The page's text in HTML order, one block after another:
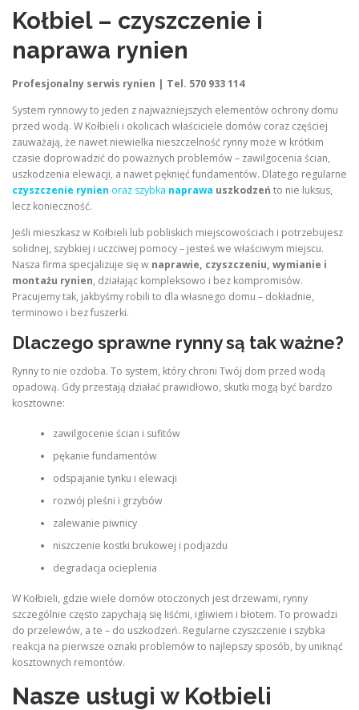
Kołbiel – czyszczenie i
naprawa rynien
Profesjonalny serwis rynien | Tel. 570 933 114
System rynnowy to jeden z najważniejszych elementów ochrony domu
przed wodą. W Kołbieli i okolicach właściciele domów coraz częściej
zauważają, że nawet niewielka nieszczelność rynny może w krótkim
czasie doprowadzić do poważnych problemów – zawilgocenia ścian,
uszkodzenia elewacji, a nawet pęknięć fundamentów. Dlatego regularne
czyszczenie rynien oraz szybka naprawa uszkodzeń to nie luksus,
lecz konieczność.
Jeśli mieszkasz w Kołbieli lub pobliskich miejscowościach i potrzebujesz
solidnej, szybkiej i uczciwej pomocy – jesteś we właściwym miejscu.
Nasza firma specjalizuje się w naprawie, czyszczeniu, wymianie i
montażu rynien, działając kompleksowo i bez kompromisów.
Pracujemy tak, jakbyśmy robili to dla własnego domu – dokładnie,
terminowo i bez fuszerki.
Dlaczego sprawne rynny są tak ważne?
Rynny to nie ozdoba. To system, który chroni Twój dom przed wodą
opadową. Gdy przestają działać prawidłowo, skutki mogą być bardzo
kosztowne:
zawilgocenie ścian i sufitów
pękanie fundamentów
odspajanie tynku i elewacji
rozwój pleśni i grzybów
zalewanie piwnicy
niszczenie kostki brukowej i podjazdu
degradacja ocieplenia
W Kołbieli, gdzie wiele domów otoczonych jest drzewami, rynny
szczególnie często zapychają się liśćmi, igliwiem i błotem. To prowadzi
do przelewów, a te – do uszkodzeń. Regularne czyszczenie i szybka
reakcja na pierwsze oznaki problemów to najlepszy sposób, by uniknąć
kosztownych remontów.
Nasze usługi w Kołbieli